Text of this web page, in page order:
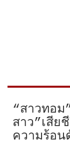
“สาวทอ
สาว”เสีย
ความร้อน